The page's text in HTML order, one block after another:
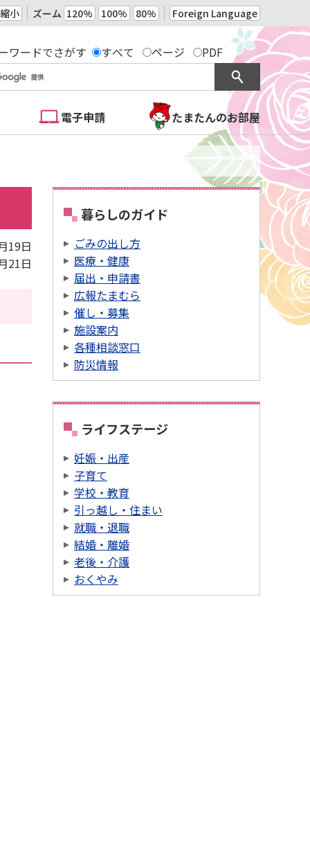
縮小 ズーム 120% 100% 80% Foreign Language
ワードでさがす すべて ページ PDF
電子申請 たまたんのお部屋
19日
21日
暮らしのガイド
ごみの出し方
医療・健康
届出・申請書
広報たまむら
催し・募集
施設案内
各種相談窓口
防災情報
ライフステージ
妊娠・出産
子育て
学校・教育
引っ越し・住まい
就職・退職
結婚・離婚
老後・介護
おくやみ